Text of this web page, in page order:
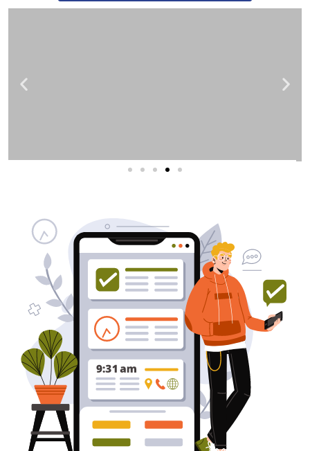
בעל/ת עסק? סוכנות ניהול מוניטין
לקידום, שיווק ופרסום באינטרנט
כאן עבורך!
לפרטים